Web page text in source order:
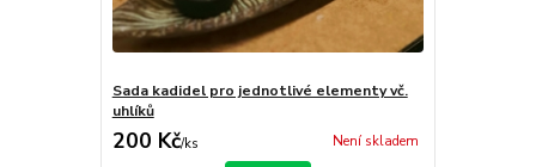
Sada kadidel pro jednotlivé elementy vč.
uhlíků
200 Kč/ks Není skladem